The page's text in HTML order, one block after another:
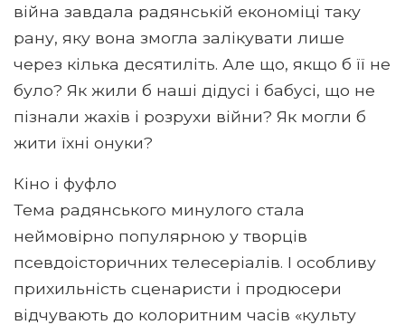
війна завдала радянській економіці таку
рану, яку вона змогла залікувати лише
через кілька десятиліть. Але що, якщо б її не
було? Як жили б наші дідусі і бабусі, що не
пізнали жахів і розрухи війни? Як могли б
жити їхні онуки?
Кіно і фуфло
Тема радянського минулого стала
неймовірно популярною у творців
псевдоісторичних телесеріалів. І особливу
прихильність сценаристи і продюсери
відчувають до колоритним часів «культу